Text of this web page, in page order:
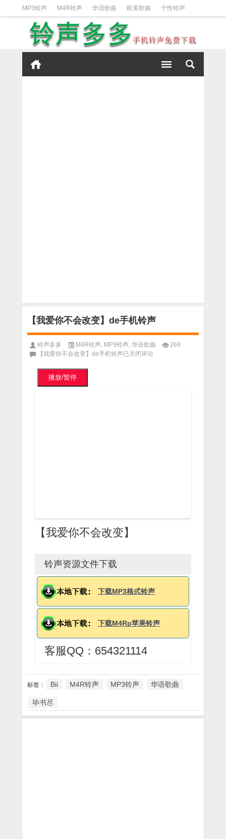
MP3铃声 M4R铃声 华语歌曲 欧美歌曲 个性铃声
日韩歌曲 动漫铃声 DJ铃声 短信铃声
iPhone铃声设置方法
【我爱你不会改变】de手机铃声
铃声多多 M4R铃声 MP3铃声 华语歌曲
269
【我爱你不会改变】de手机铃声已关闭评论
播放/暂停
【我爱你不会改变】
铃声资源文件下载
下载MP3格式铃声
下载M4Rp苹果铃声
客服QQ：654321114
标签： Bii M4R铃声 MP3铃声 华语歌曲
毕书尽